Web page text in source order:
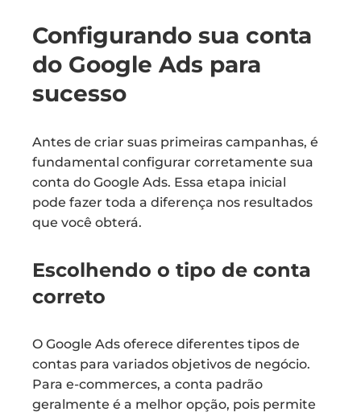
Configurando sua conta
do Google Ads para
sucesso
Antes de criar suas primeiras campanhas, é
fundamental configurar corretamente sua
conta do Google Ads. Essa etapa inicial
pode fazer toda a diferença nos resultados
que você obterá.
Escolhendo o tipo de conta
correto
O Google Ads oferece diferentes tipos de
contas para variados objetivos de negócio.
Para e-commerces, a conta padrão
geralmente é a melhor opção, pois permite